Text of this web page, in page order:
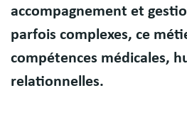
accompagnement et
parfois complexes, ce
compétences médicales,
relationnelles.